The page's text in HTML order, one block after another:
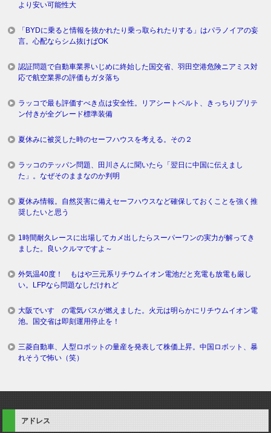
より安い可能性大
「BYDに乗ると情報を抜かれたり乗っ取られたりする」はパラノイアの妄
言。心配ならシム抜けばOK
認証問題で自動車業界いじめに終始した国交省、羽田空港危険ニアミス対
応で航空業界の評価もガタ落ち
ラッコで最も評価すべき点は安全性。リアシートベルト、きっちりプリテ
ン付きが全グレード標準装備
夏休みに被災した時のセーフハウスを考える。その２
ラッコのテッパン問題、田川さんに聞いたら「翌日に中国に伝えまし
た」。なぜそのままなのか判明
夏休み情報。自然災害に備えセーフハウスなど確保しておくことを強く推
奨したいと思う
1時間耐久レースに出場してカメ出したらスーパーワンの実力が解ってき
ました。良いクルマですよ～
外気温40度！ もはや三元系リチウムイオン電池だと充電も放電も厳し
い。LFPなら問題なしだけれど
大阪でいすゞの電気バスが燃えました。火元は明らかにリチウムイオン電
池。国交省は即刻運用停止を！
三菱自動車、人型ロボットの量産を発表して株価上昇。中国ロボット、暴
れそうで怖い（笑）
アドレス